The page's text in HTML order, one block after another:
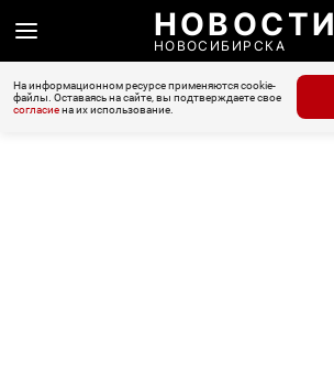
НОВОСТИ
НОВОСИБИРСКА
На информационном ресурсе применяются cookie-
файлы. Оставаясь на сайте, вы подтверждаете свое
согласиена их использование.